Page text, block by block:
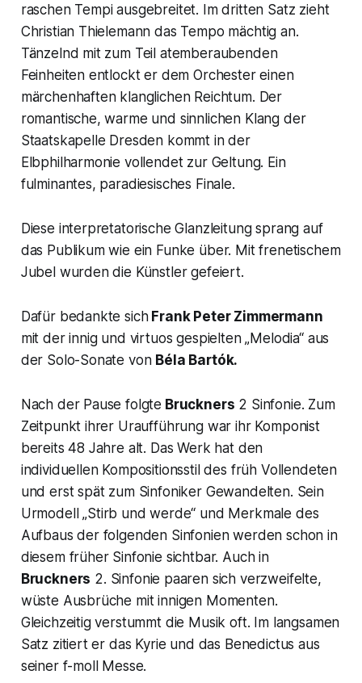
raschen Tempi ausgebreitet. Im dritten Satz zieht
Christian Thielemann das Tempo mächtig an.
Tänzelnd mit zum Teil atemberaubenden
Feinheiten entlockt er dem Orchester einen
märchenhaften klanglichen Reichtum. Der
romantische, warme und sinnlichen Klang der
Staatskapelle Dresden kommt in der
Elbphilharmonie vollendet zur Geltung. Ein
fulminantes, paradiesisches Finale.
Diese interpretatorische Glanzleitung sprang auf
das Publikum wie ein Funke über. Mit frenetischem
Jubel wurden die Künstler gefeiert.
Dafür bedankte sichFrank Peter Zimmermann
mit der innig und virtuos gespielten„Melodia“aus
der Solo-Sonate von Béla Bartók.
Nach der Pause folgte Bruckners 2 Sinfonie. Zum
Zeitpunkt ihrer Uraufführung war ihr Komponist
bereits 48 Jahre alt. Das Werk hat den
individuellen Kompositionsstil des früh Vollendeten
und erst spät zum Sinfoniker Gewandelten. Sein
Urmodell„Stirb und werde“ und Merkmale des
Aufbaus der folgenden Sinfonien werden schon in
diesem früher Sinfonie sichtbar. Auch in
Bruckners 2. Sinfonie paaren sich verzweifelte,
wüste Ausbrüche mit innigen Momenten.
Gleichzeitig verstummt die Musik oft. Im langsamen
Satz zitiert er das Kyrie und das Benedictus aus
seinerf-moll Messe.